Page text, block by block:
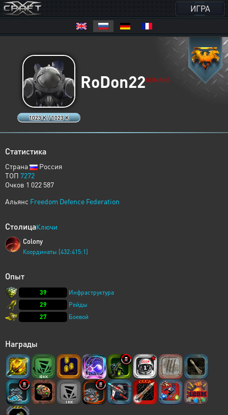
ИГРА
1023 K / 1023 K
RoDon22HUMANS
Статистика
Страна
Россия
ТОП 7272
Очков 1 022 587
Альянс Freedom Defence Federation
СтолицаКлючи
Colony
Координаты [432:415:1]
Опыт
39
Инфраструктура
29
Рейды
27
Боевой
Награды